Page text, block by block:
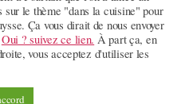
sur le thème "dans la cuisine" pour
Ça vous dirait de nous envoyer
Oui ? suivez ce lien. À part ça, en
vous acceptez d'utiliser les